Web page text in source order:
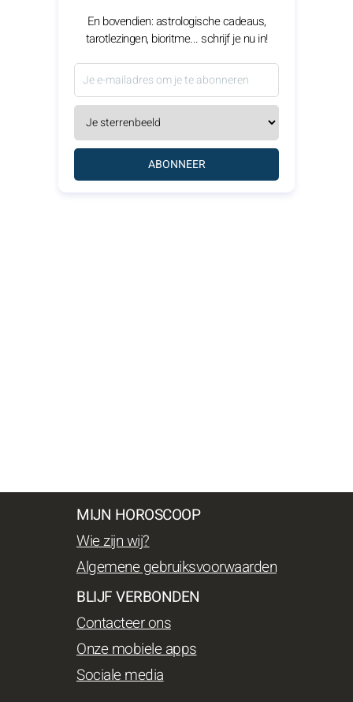
En bovendien: astrologische cadeaus,
tarotlezingen, bioritme... schrijf je nu in!
ABONNEER
MIJN HOROSCOOP
Wie zijn wij?
Algemene gebruiksvoorwaarden
BLIJF VERBONDEN
Contacteer ons
Onze mobiele apps
Sociale media